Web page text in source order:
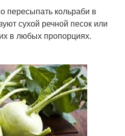
пересыпать кольраби в
сухой речной песок или
в любых пропорциях.